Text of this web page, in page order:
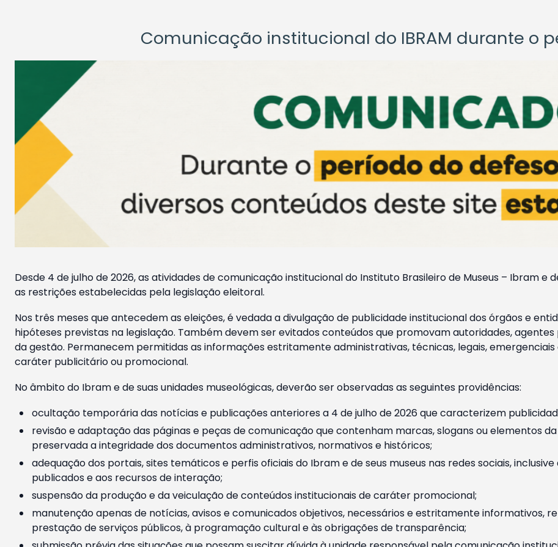
Comunicação institucional do IBRAM durante o
Desde 4 de julho de 2026, as atividades de comunicação institucional do Instituto Brasileiro de Museus – Ibram e
as restrições estabelecidas pela legislação eleitoral.
Nos três meses que antecedem as eleições, é vedada a divulgação de publicidade institucional dos órgãos e
hipóteses previstas na legislação. Também devem ser evitados conteúdos que promovam autoridades,
da gestão. Permanecem permitidas as informações estritamente administrativas, técnicas, legais,
caráter publicitário ou promocional.
No âmbito do Ibram e de suas unidades museológicas, deverão ser observadas as seguintes providências:
ocultação temporária das notícias e publicações anteriores a 4 de julho de 2026 que caracterizem
revisão e adaptação das páginas e peças de comunicação que contenham marcas, slogans ou elementos
preservada a integridade dos documentos administrativos, normativos e históricos;
adequação dos portais, sites temáticos e perfis oficiais do Ibram e de seus museus nas redes sociais,
publicados e aos recursos de interação;
suspensão da produção e da veiculação de conteúdos institucionais de caráter promocional;
manutenção apenas de notícias, avisos e comunicados objetivos, necessários e estritamente informativos,
prestação de serviços públicos, à programação cultural e às obrigações de transparência;